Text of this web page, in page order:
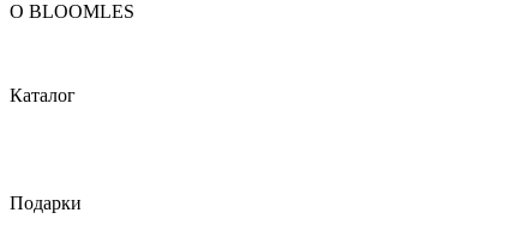
O BLOOMLES
Каталог
Подарки